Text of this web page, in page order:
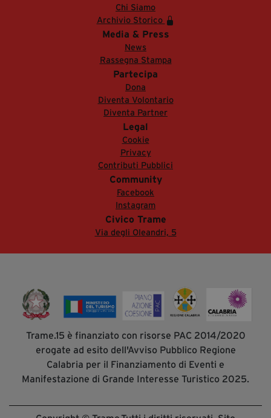
Chi Siamo
Archivio Storico
Media & Press
News
Rassegna Stampa
Partecipa
Dona
Diventa Volontario
Diventa Partner
Legal
Cookie
Privacy
Contributi Pubblici
Community
Facebook
Instagram
Civico Trame
Via degli Oleandri, 5
Trame.15 è finanziato con risorse PAC 2014/2020
erogate ad esito dell'Avviso Pubblico Regione
Calabria per il Finanziamento di Eventi e
Manifestazione di Grande Interesse Turistico 2025.